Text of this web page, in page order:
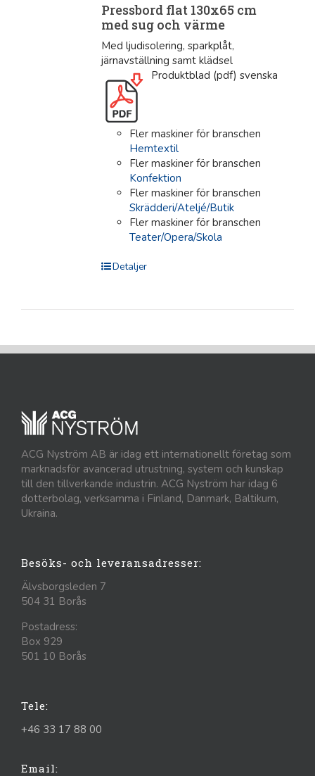
Pressbord flat 130x65 cm
med sug och värme
Med ljudisolering, sparkplåt,
järnavställning samt klädsel
Produktblad (pdf) svenska
Fler maskiner för branschen
Hemtextil
Fler maskiner för branschen
Konfektion
Fler maskiner för branschen
Skrädderi/Ateljé/Butik
Fler maskiner för branschen
Teater/Opera/Skola
Detaljer
ACG Nyström AB är idag ett internationellt företag som
marknadsför avancerad utrustning, system och kunskap
till den tillverkande industrin. ACG Nyström har idag 6
dotterbolag, verksamma i Finland, Danmark, Baltikum,
Ukraina.
Besöks- och leveransadresser:
Älvsborgsleden 7
504 31 Borås
Postadress:
Box 929
501 10 Borås
Tele:
+46 33 17 88 00
Email: